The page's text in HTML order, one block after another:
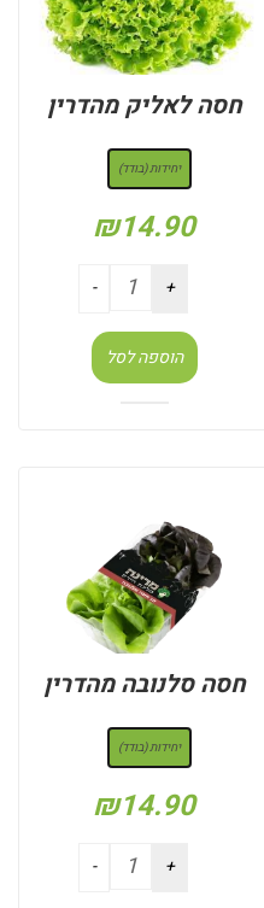
חסה לאליק מהדרין
יחידות (בודד)
₪14.90
הוספה לסל
חסה סלנובה מהדרין
יחידות (בודד)
₪14.90